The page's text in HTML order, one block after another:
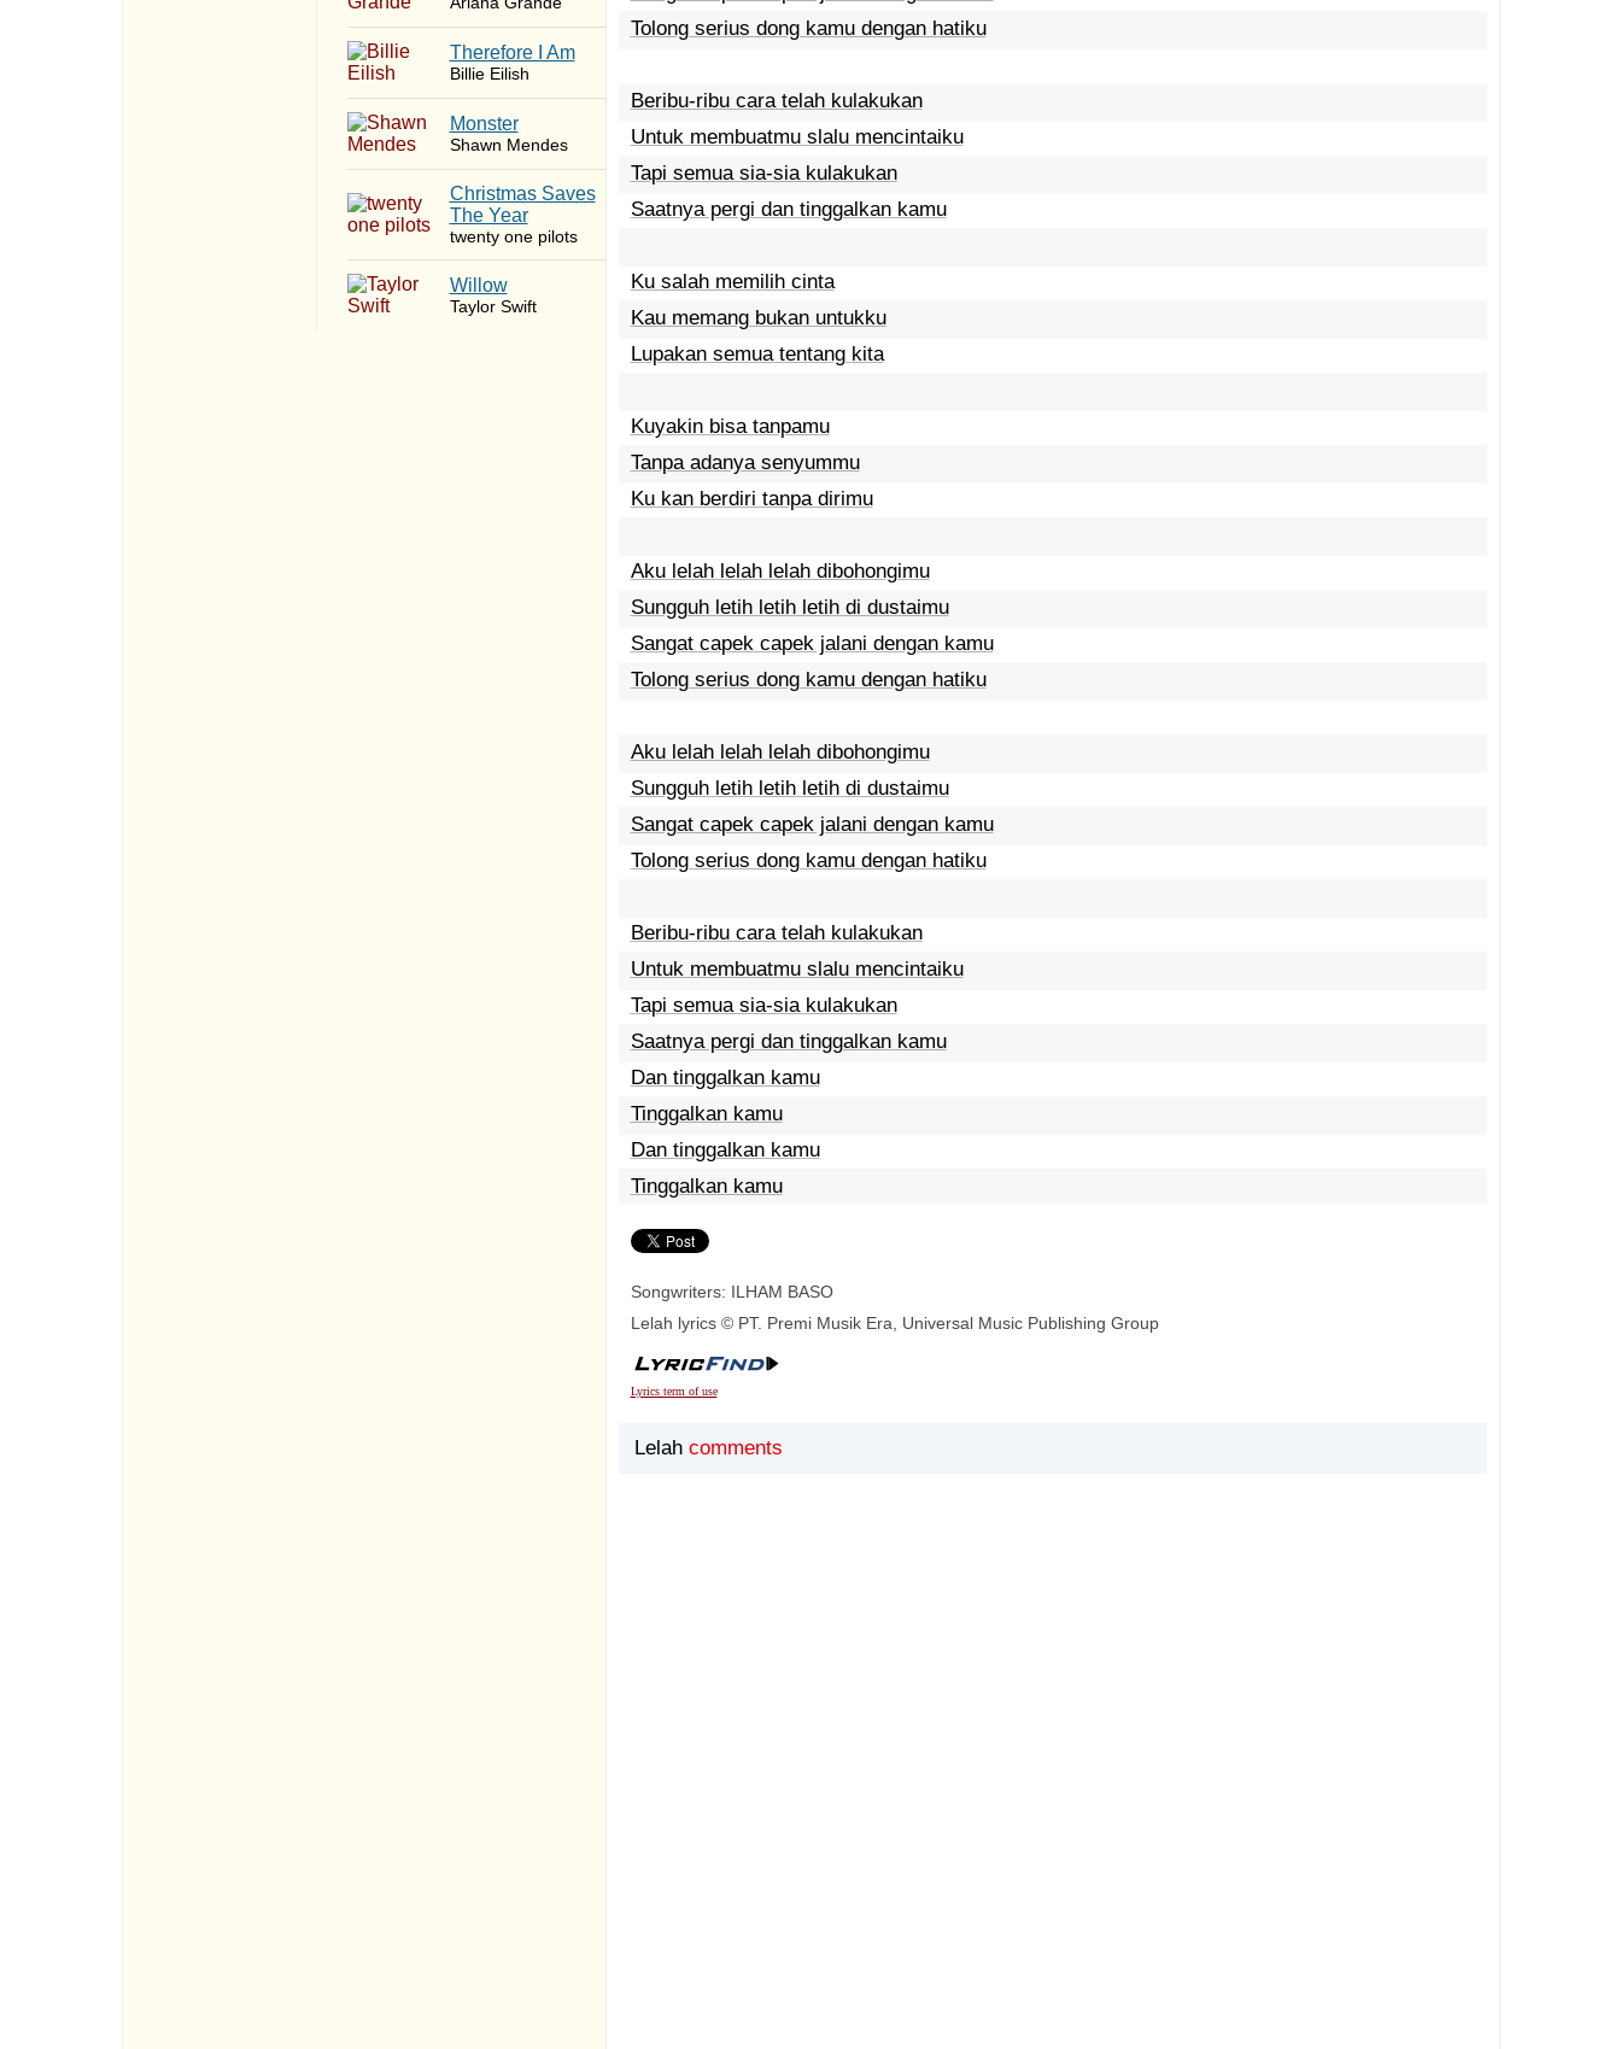
Therefore I Am
Billie Eilish
Monster
Shawn Mendes
Christmas Saves
The Year
twenty one pilots
Willow
Taylor Swift
Tolong serius dong kamu dengan hatiku
Beribu-ribu cara telah kulakukan
Untuk membuatmu slalu mencintaiku
Tapi semua sia-sia kulakukan
Saatnya pergi dan tinggalkan kamu
Ku salah memilih cinta
Kau memang bukan untukku
Lupakan semua tentang kita
Kuyakin bisa tanpamu
Tanpa adanya senyummu
Ku kan berdiri tanpa dirimu
Aku lelah lelah lelah dibohongimu
Sungguh letih letih letih di dustaimu
Sangat capek capek jalani dengan kamu
Tolong serius dong kamu dengan hatiku
Aku lelah lelah lelah dibohongimu
Sungguh letih letih letih di dustaimu
Sangat capek capek jalani dengan kamu
Tolong serius dong kamu dengan hatiku
Beribu-ribu cara telah kulakukan
Untuk membuatmu slalu mencintaiku
Tapi semua sia-sia kulakukan
Saatnya pergi dan tinggalkan kamu
Dan tinggalkan kamu
Tinggalkan kamu
Dan tinggalkan kamu
Tinggalkan kamu
Songwriters: ILHAM BASO
Lelah lyrics © PT. Premi Musik Era, Universal Music Publishing Group
Lyrics term of use
Lelah comments